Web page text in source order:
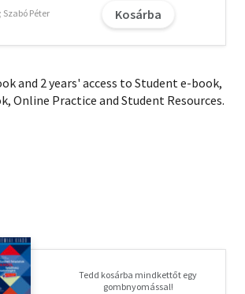
Szabó Péter Kosárba
and 2 years' access to Student e-book,
Online Practice and Student Resources.
Tedd kosárba mindkettőt egy
gombnyomással!